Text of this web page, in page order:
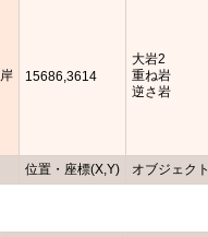
位置・座標(X,Y) オブジェクト
15686,3614
大岩2
重ね岩
逆さ岩